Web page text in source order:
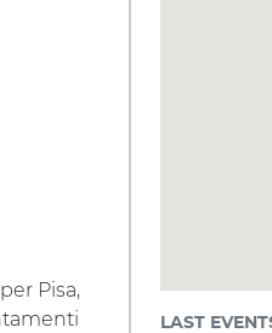
Pisa,
LAST